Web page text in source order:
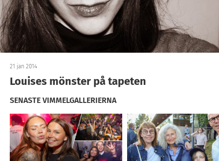
21 jan 2014
Louises mönster på tapeten
SENASTE VIMMELGALLERIERNA